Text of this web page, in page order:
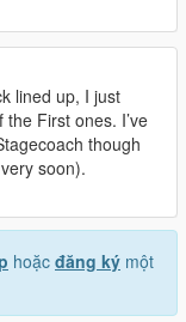
lined up, I just
First ones. I’ve
though
soon).
hoặc đăng ký một